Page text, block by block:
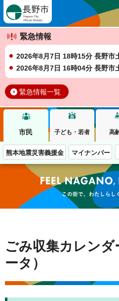
緊急情報
2026年8月7日 18時15分 長野市
2026年8月7日 16時04分 長野市
緊急情報一覧
市民 子ども・若者 高
熊本地震災害義援金 マイナンバー
この街で、わたしら
ごみ収集カレン
ータ）